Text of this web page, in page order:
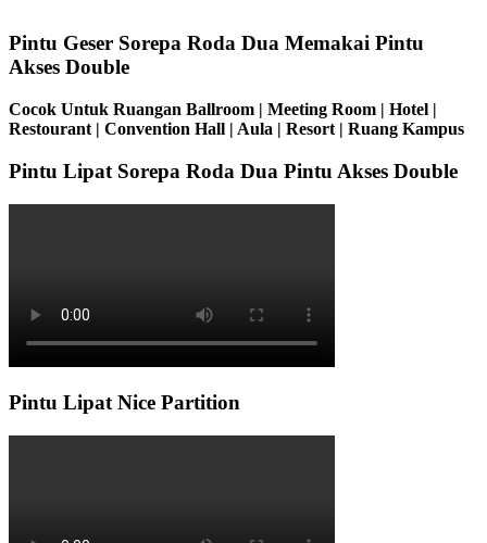
Pintu Geser Sorepa Roda Dua Memakai Pintu
Akses Double
Cocok Untuk Ruangan Ballroom | Meeting Room | Hotel |
Restourant | Convention Hall | Aula | Resort | Ruang Kampus
Pintu Lipat Sorepa Roda Dua Pintu Akses Double
Pintu Lipat Nice Partition